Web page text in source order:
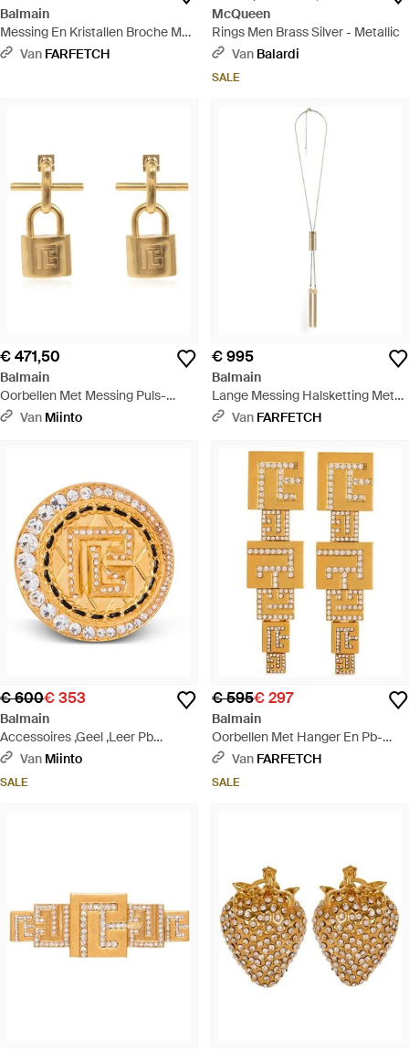
Balmain
Messing En Kristallen Broche Met
Insect Design - Metallic
Van FARFETCH
McQueen
Rings Men Brass Silver - Metallic
Van Balardi
SALE
€ 471,50
Balmain
Oorbellen Met Messing Puls-
Hangslot - Metallic
Van Miinto
€ 995
Balmain
Lange Messing Halsketting Met
Kwastje - Wit
Van FARFETCH
€ 600€ 353
Balmain
Accessoires ,Geel ,Leer Pb
Broche - Metallic
Van Miinto
SALE
€ 595€ 297
Balmain
Oorbellen Met Hanger En Pb-
Logo - Metallic
Van FARFETCH
SALE